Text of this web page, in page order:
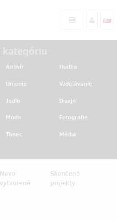
Antivir
Hudba
Umenie
Vzdelávanie
Jedlo
Dizajn
Móda
Fotografie
Tanec
Média
Novo
vytvorené
Skončené
projekty